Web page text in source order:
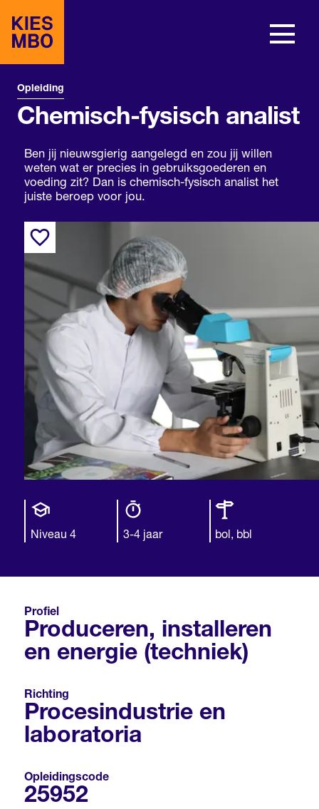
Opleiding
Chemisch-fysisch analist
Ben jij nieuwsgierig aangelegd en zou jij willen
weten wat er precies in gebruiksgoederen en
voeding zit? Dan is chemisch-fysisch analist het
juiste beroep voor jou.
Opleiding
niveau
Niveau 4
3-4 jaar
bol, bbl
Profiel
Produceren, installeren
en energie (techniek)
Richting
Procesindustrie en
laboratoria
Opleidingscode
25952